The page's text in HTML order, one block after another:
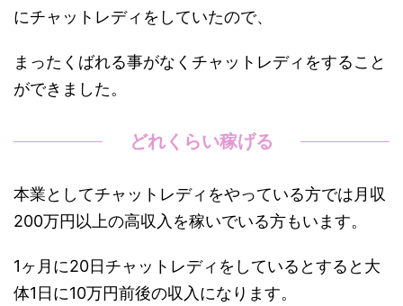
にチャットレディをしていたので、
まったくばれる事がなくチャットレディをすること
ができました。
どれくらい稼げる
本業としてチャットレディをやっている方では月収
200万円以上の高収入を稼いでいる方もいます。
1ヶ月に20日チャットレディをしているとすると大
体1日に10万円前後の収入になります。